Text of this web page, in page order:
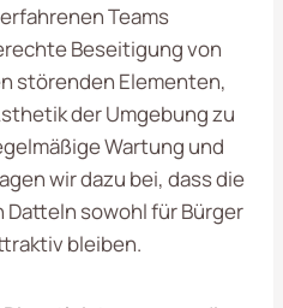
Teams
Beseitigung von
störenden Elementen,
der Umgebung zu
Wartung und
wir dazu bei, dass die
sowohl für Bürger
bleiben.